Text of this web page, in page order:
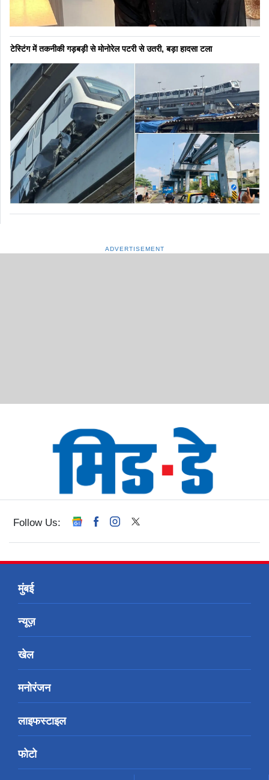
टेस्टिंग में तकनीकी गड़बड़ी से मोनोरेल पटरी से उतरी, बड़ा हादसा टला
ADVERTISEMENT
Follow Us:
मुंबई
न्यूज़
खेल
मनोरंजन
लाइफस्टाइल
फोटो